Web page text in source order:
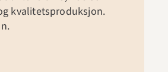
kvalitetsproduksjon.